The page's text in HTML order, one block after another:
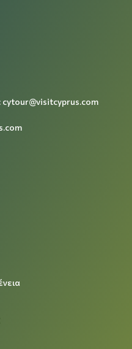
cytour@visitcyprus.com